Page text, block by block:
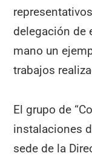
delegación de
mano un
trabajos
El grupo de
instalaciones
sede de la